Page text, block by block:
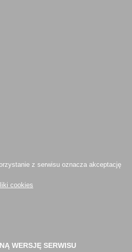
z serwisu oznacza akceptację
cookies
WERSJĘ SERWISU